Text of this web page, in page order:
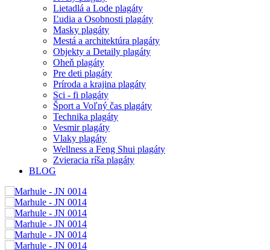
Lietadlá a Lode plagáty
Ľudia a Osobnosti plagáty
Masky plagáty
Mestá a architektúra plagáty
Objekty a Detaily plagáty
Oheň plagáty
Pre deti plagáty
Príroda a krajina plagáty
Sci - fi plagáty
Šport a Voľný čas plagáty
Technika plagáty
Vesmir plagáty
Vlaky plagáty
Wellness a Feng Shui plagáty
Zvieracia ríša plagáty
BLOG